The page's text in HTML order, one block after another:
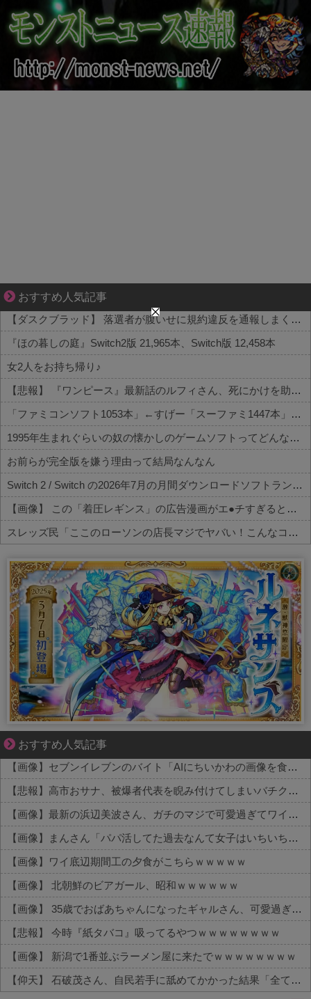
おすすめ人気記事
成長の先で気づいた想い、不器用な大人の恋
【ダスクブラッド】 落選者が腹いせに規約違反を通報しまくるという風潮
『ほの暮しの庭』Switch2版 21,965本、Switch版 12,458本
女2人をお持ち帰り♪
【悲報】 『ワンピース』最新話のルフィさん、死にかけを助けてもらったジジイに悪態を吐いてしまう…
「ファミコンソフト1053本」←すげー「スーファミ1447本」←わぁお！「N64 196本」←！？！？
1995年生まれぐらいの奴の懐かしのゲームソフトってどんなの？
お前らが完全版を嫌う理由って結局なんなん
Switch 2 / Switch の2026年7月の月間ダウンロードソフトランキング
【画像】 この「着圧レギンス」の広告漫画がエ●チすぎると話題に
スレッズ民「ここのローソンの店長マジでヤバい！こんなコンビニ二度と行かない！」とブチギレ→被害者アピするも「ヤバイのはお前だよ」とツッコミ...
Powered by livedoor 相互RSS
おすすめ人気記事
【マンガ】ぜんぶ私が中心
【画像】セブンイレブンのバイト「AIにちいかわの画像を食わせてっと………できた！」→とんでもないものが出来上がってしまうw w w w w
【悲報】高市おサナ、被爆者代表を睨み付けてしまいバチクソ炎上し始めるｗｗｗｗｗｗｗｗｗ
【画像】最新の浜辺美波さん、ガチのマジで可愛過ぎてワイらをドキドキさせてしまうw w w w w w w
【画像】まんさん「パパ活してた過去なんて女子はいちいち覚えてないから」
【画像】ワイ底辺期間工の夕食がこちらｗｗｗｗｗ
【画像】 北朝鮮のビアガール、昭和ｗｗｗｗｗｗ
【画像】 35歳でおばあちゃんになったギャルさん、可愛過ぎて嫉妬不可避w w w w w w w w w w w
【悲報】 今時『紙タバコ』吸ってるやつｗｗｗｗｗｗｗｗ
【画像】 新潟で1番並ぶラーメン屋に来たでｗｗｗｗｗｗｗｗ
【仰天】 石破茂さん、自民若手に舐めてかかった結果「全てを失うｗｗｗｗｗ」